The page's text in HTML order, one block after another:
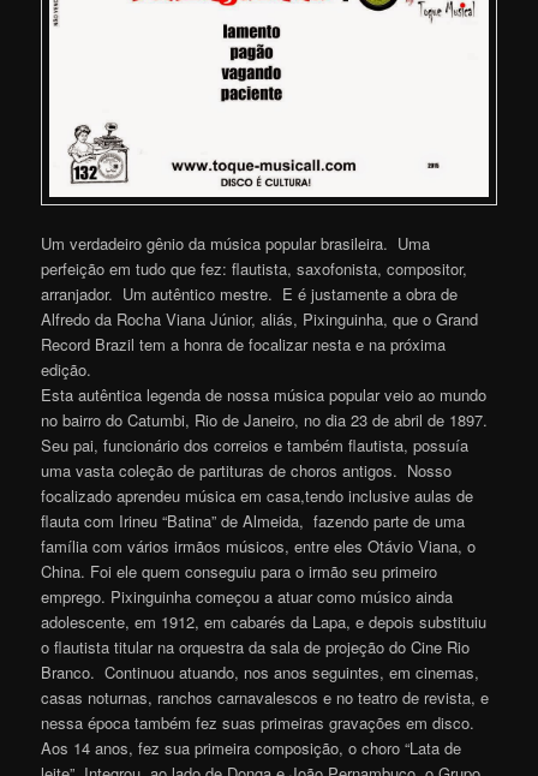
Um verdadeiro gênio da música popular brasileira. Uma
perfeição em tudo que fez: flautista, saxofonista, compositor,
arranjador. Um autêntico mestre. E é justamente a obra de
Alfredo da Rocha Viana Júnior, aliás, Pixinguinha, que o Grand
Record Brazil tem a honra de focalizar nesta e na próxima
edição.
Esta autêntica legenda de nossa música popular veio ao mundo
no bairro do Catumbi, Rio de Janeiro, no dia 23 de abril de 1897.
Seu pai, funcionário dos correios e também flautista, possuía
uma vasta coleção de partituras de choros antigos. Nosso
focalizado aprendeu música em casa,tendo inclusive aulas de
flauta com Irineu “Batina” de Almeida, fazendo parte de uma
família com vários irmãos músicos, entre eles Otávio Viana, o
China. Foi ele quem conseguiu para o irmão seu primeiro
emprego. Pixinguinha começou a atuar como músico ainda
adolescente, em 1912, em cabarés da Lapa, e depois substituiu
o flautista titular na orquestra da sala de projeção do Cine Rio
Branco. Continuou atuando, nos anos seguintes, em cinemas,
casas noturnas, ranchos carnavalescos e no teatro de revista, e
nessa época também fez suas primeiras gravações em disco.
Aos 14 anos, fez sua primeira composição, o choro “Lata de